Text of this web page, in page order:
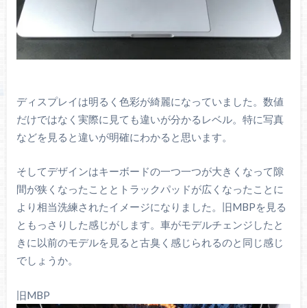
ディスプレイは明るく色彩が綺麗になっていました。数値
だけではなく実際に見ても違いが分かるレベル。特に写真
などを見ると違いが明確にわかると思います。
そしてデザインはキーボードの一つ一つが大きくなって隙
間が狭くなったこととトラックパッドが広くなったことに
より相当洗練されたイメージになりました。旧MBPを見る
ともっさりした感じがします。車がモデルチェンジしたと
きに以前のモデルを見ると古臭く感じられるのと同じ感じ
でしょうか。
旧MBP